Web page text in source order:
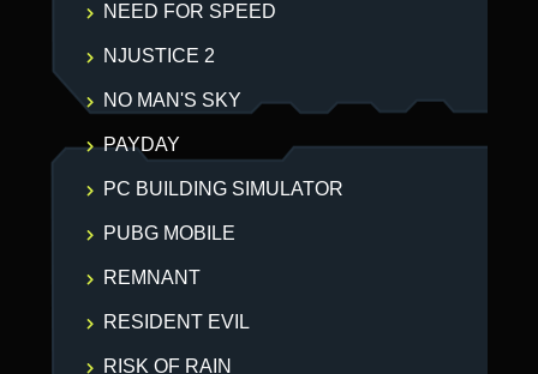
NEED FOR SPEED
NJUSTICE 2
NO MAN'S SKY
PAYDAY
PC BUILDING SIMULATOR
PUBG MOBILE
REMNANT
RESIDENT EVIL
RISK OF RAIN